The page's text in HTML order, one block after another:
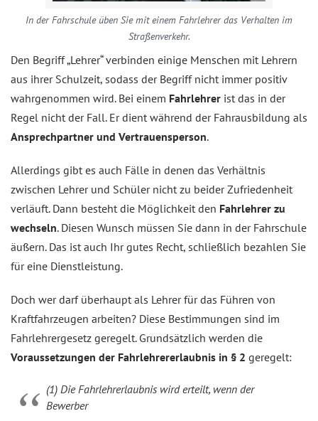
In der Fahrschule üben Sie mit einem Fahrlehrer das Verhalten im
Straßenverkehr.
Den Begriff „Lehrer“ verbinden einige Menschen mit Lehrern
aus ihrer Schulzeit, sodass der Begriff nicht immer positiv
wahrgenommen wird. Bei einem Fahrlehrer ist das in der
Regel nicht der Fall. Er dient während der Fahrausbildung als
Ansprechpartner und Vertrauensperson.
Allerdings gibt es auch Fälle in denen das Verhältnis
zwischen Lehrer und Schüler nicht zu beider Zufriedenheit
verläuft. Dann besteht die Möglichkeit den Fahrlehrer zu
wechseln. Diesen Wunsch müssen Sie dann in der Fahrschule
äußern. Das ist auch Ihr gutes Recht, schließlich bezahlen Sie
für eine Dienstleistung.
Doch wer darf überhaupt als Lehrer für das Führen von
Kraftfahrzeugen arbeiten? Diese Bestimmungen sind im
Fahrlehrergesetz geregelt. Grundsätzlich werden die
Voraussetzungen der Fahrlehrererlaubnis in § 2 geregelt:
(1) Die Fahrlehrerlaubnis wird erteilt, wenn der
Bewerber